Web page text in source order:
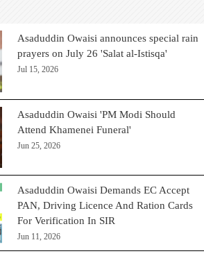
Asaduddin Owaisi announces special rain
prayers on July 26 'Salat al-Istisqa'
Jul 15, 2026
Asaduddin Owaisi 'PM Modi Should
Attend Khamenei Funeral'
Jun 25, 2026
Asaduddin Owaisi Demands EC Accept
PAN, Driving Licence And Ration Cards
For Verification In SIR
Jun 11, 2026